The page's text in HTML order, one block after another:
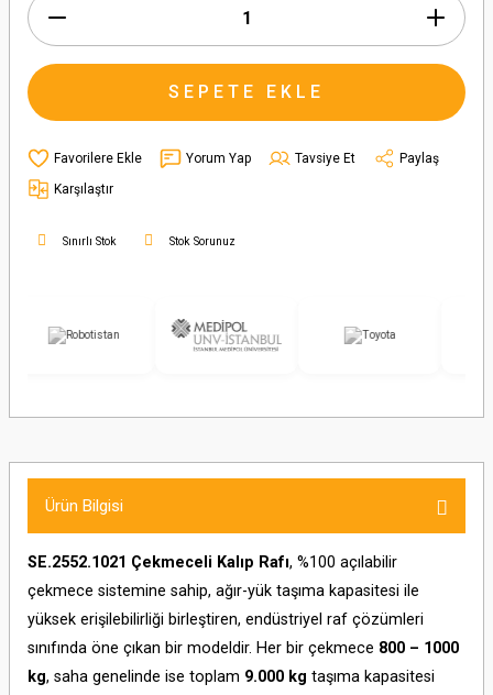
SEPETE EKLE
Yorum Yap Tavsiye Et
Paylaş
Karşılaştır
Sınırlı Stok Stok Sorunuz
Ürün Bilgisi
SE.2552.1021 Çekmeceli Kalıp Rafı, %100 açılabilir
çekmece sistemine sahip, ağır-yük taşıma kapasitesi ile
yüksek erişilebilirliği birleştiren, endüstriyel raf çözümleri
sınıfında öne çıkan bir modeldir. Her bir çekmece 800 – 1000
kg, saha genelinde ise toplam 9.000 kg taşıma kapasitesi